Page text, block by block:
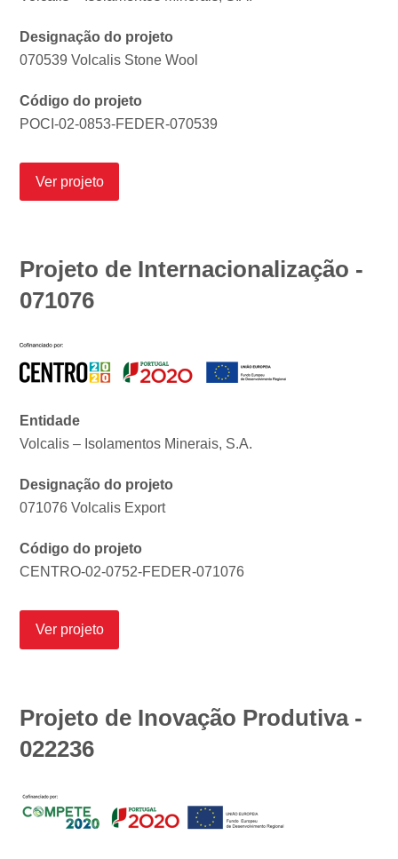
Designação do projeto
070539 Volcalis Stone Wool
Código do projeto
POCI-02-0853-FEDER-070539
Ver projeto
Projeto de Internacionalização -
071076
Entidade
Volcalis – Isolamentos Minerais, S.A.
Designação do projeto
071076 Volcalis Export
Código do projeto
CENTRO-02-0752-FEDER-071076
Ver projeto
Projeto de Inovação Produtiva -
022236